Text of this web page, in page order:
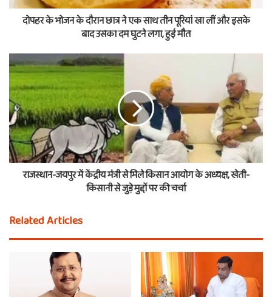
दोपहर के भोजन के दौरान छात्र ने एक साथ तीन पूरियां खा लीं और इसके
बाद उसका दम घुटने लगा, हुई मौत
राजस्थान-जयपुर में केंद्रीय मंत्री से मिले किसान आयोग के अध्यक्ष, खेती-
किसानी से जुड़े मुद्दों पर की चर्चा
Related Articles